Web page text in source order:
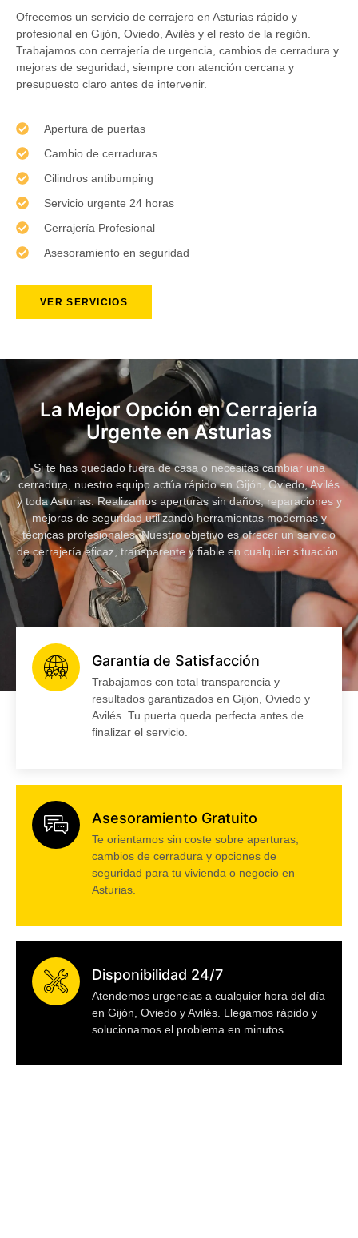
Ofrecemos un servicio de cerrajero en Asturias rápido y
profesional en Gijón, Oviedo, Avilés y el resto de la región.
Trabajamos con cerrajería de urgencia, cambios de cerradura y
mejoras de seguridad, siempre con atención cercana y
presupuesto claro antes de intervenir.
Apertura de puertas
Cambio de cerraduras
Cilindros antibumping
Servicio urgente 24 horas
Cerrajería Profesional
Asesoramiento en seguridad
VER SERVICIOS
La Mejor Opción en Cerrajería
Urgente en Asturias
Si te has quedado fuera de casa o necesitas cambiar una
cerradura, nuestro equipo actúa rápido en Gijón, Oviedo, Avilés
y toda Asturias. Realizamos aperturas sin daños, reparaciones y
mejoras de seguridad utilizando herramientas modernas y
técnicas profesionales. Nuestro objetivo es ofrecer un servicio
de cerrajería eficaz, transparente y fiable en cualquier situación.
Garantía de Satisfacción
Trabajamos con total transparencia y
resultados garantizados en Gijón, Oviedo y
Avilés. Tu puerta queda perfecta antes de
finalizar el servicio.
Asesoramiento Gratuito
Te orientamos sin coste sobre aperturas,
cambios de cerradura y opciones de
seguridad para tu vivienda o negocio en
Asturias.
Disponibilidad 24/7
Atendemos urgencias a cualquier hora del día
en Gijón, Oviedo y Avilés. Llegamos rápido y
solucionamos el problema en minutos.